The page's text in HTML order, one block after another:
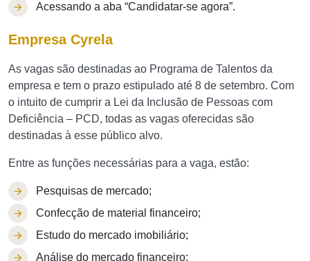
Acessando a aba “Candidatar-se agora”.
Empresa Cyrela
As vagas são destinadas ao Programa de Talentos da
empresa e tem o prazo estipulado até 8 de setembro. Com
o intuito de cumprir a Lei da Inclusão de Pessoas com
Deficiência – PCD, todas as vagas oferecidas são
destinadas à esse público alvo.
Entre as funções necessárias para a vaga, estão:
Pesquisas de mercado;
Confecção de material financeiro;
Estudo do mercado imobiliário;
Análise do mercado financeiro;